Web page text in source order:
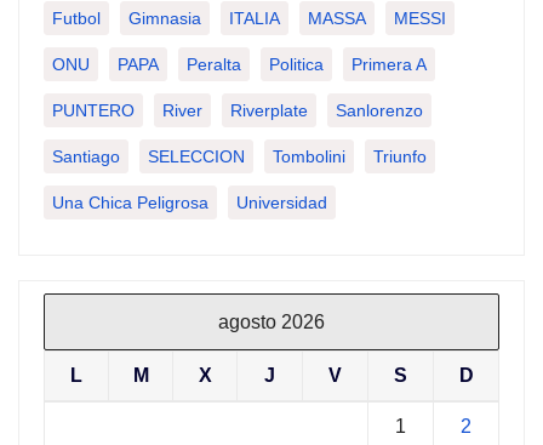
Futbol Gimnasia ITALIA MASSA MESSI
ONU PAPA Peralta Politica Primera A
PUNTERO River Riverplate Sanlorenzo
Santiago SELECCION Tombolini Triunfo
Una Chica Peligrosa Universidad
agosto 2026
L M X J V S D
1 2